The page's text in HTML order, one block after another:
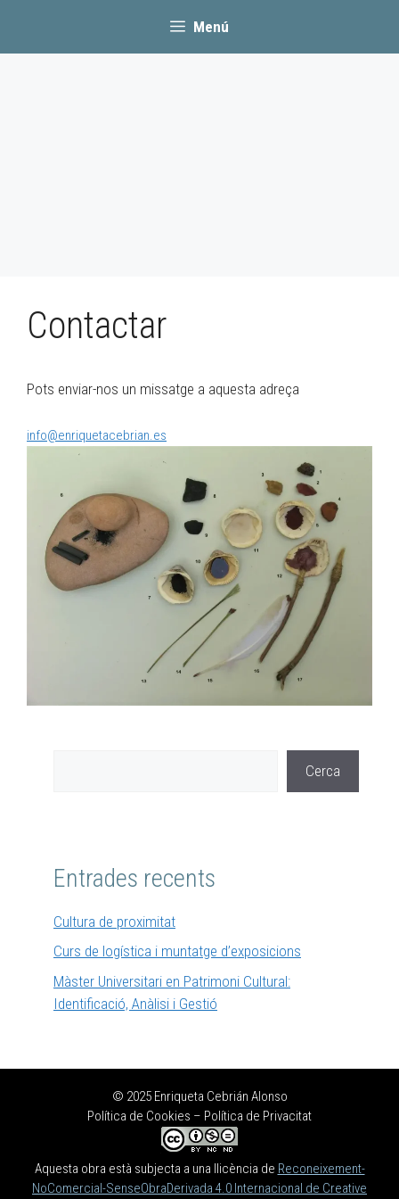
Menú
Contactar
Pots enviar-nos un missatge a aquesta adreça
info@enriquetacebrian.es
Cerca
Entrades recents
Cultura de proximitat
Curs de logística i muntatge d’exposicions
Màster Universitari en Patrimoni Cultural:
Identificació, Anàlisi i Gestió
© 2025 Enriqueta Cebrián Alonso
Política de Cookies – Política de Privacitat
Aquesta obra està subjecta a una llicència de Reconeixement-
NoComercial-SenseObraDerivada 4.0 Internacional de Creative